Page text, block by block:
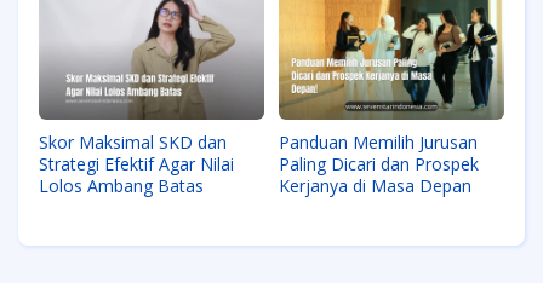
Skor Maksimal SKD dan
Strategi Efektif Agar Nilai
Lolos Ambang Batas
Panduan Memilih Jurusan
Paling Dicari dan Prospek
Kerjanya di Masa Depan